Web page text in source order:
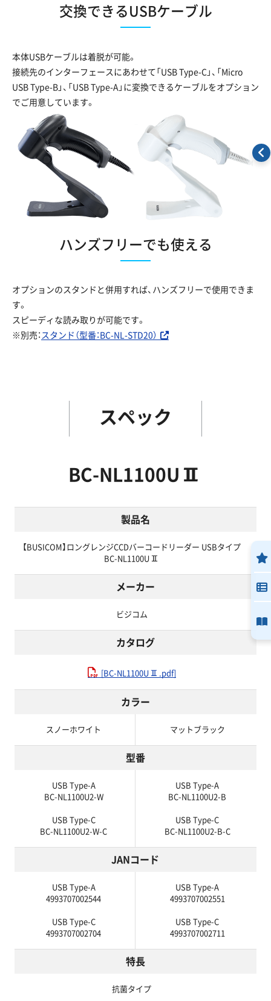
交換できるUSBケーブル
本体USBケーブルは着脱が可能。
接続先のインターフェースにあわせて「USB Type-C」、「Micro
USB Type-B」、「USB Type-A」に変換できるケーブルをオプション
でご用意しています。
ハンズフリーでも使える
オプションのスタンドと併用すれば、ハンズフリーで使用できま
す。
スピーディな読み取りが可能です。
※別売： スタンド（型番：BC-NL-STD20）
スペック
BC-NL1100UⅡ
製品名
【BUSICOM】ロングレンジCCDバーコードリーダー USBタイプ
BC-NL1100UⅡ
メーカー
ビジコム
カタログ
[BC-NL1100UⅡ.pdf]
カラー
スノーホワイト マットブラック
型番
USB Type-A
BC-NL1100U2-W
USB Type-C
BC-NL1100U2-W-C
USB Type-A
BC-NL1100U2-B
USB Type-C
BC-NL1100U2-B-C
JANコード
USB Type-A
4993707002544
USB Type-C
4993707002704
USB Type-A
4993707002551
USB Type-C
4993707002711
特長
抗菌タイプ